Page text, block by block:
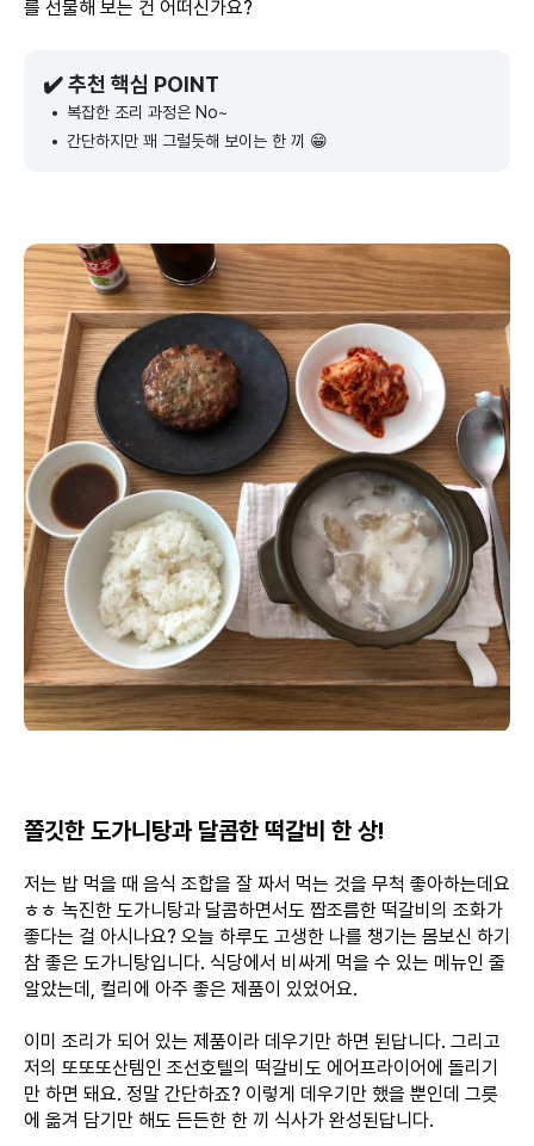
를 선물해 보는 건 어떠신가요?
✔️ 추천 핵심 POINT
복잡한 조리 과정은 No~
간단하지만 꽤 그럴듯해 보이는 한 끼 😁
쫄깃한 도가니탕과 달콤한 떡갈비 한 상!
저는 밥 먹을 때 음식 조합을 잘 짜서 먹는 것을 무척 좋아하는데요
ㅎㅎ 녹진한 도가니탕과 달콤하면서도 짭조름한 떡갈비의 조화가
좋다는 걸 아시나요? 오늘 하루도 고생한 나를 챙기는 몸보신 하기
참 좋은 도가니탕입니다. 식당에서 비싸게 먹을 수 있는 메뉴인 줄
알았는데, 컬리에 아주 좋은 제품이 있었어요.
이미 조리가 되어 있는 제품이라 데우기만 하면 된답니다. 그리고
저의 또또또산템인 조선호텔의 떡갈비도 에어프라이어에 돌리기
만 하면 돼요. 정말 간단하죠? 이렇게 데우기만 했을 뿐인데 그릇
에 옮겨 담기만 해도 든든한 한 끼 식사가 완성된답니다.